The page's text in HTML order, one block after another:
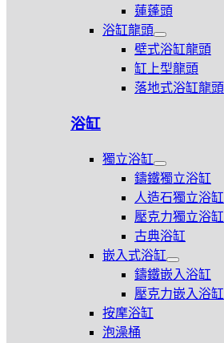
龍
蓮蓬頭
浴缸龍頭
展
開
浴
缸
壁式浴缸龍頭
缸上型龍頭
落地式浴缸龍頭
浴缸
獨立浴缸
展
開
獨
立
浴
缸
鑄鐵獨立浴缸
人造石獨立浴缸
壓克力獨立浴缸
古典浴缸
嵌入式浴缸
展
開
嵌
鑄鐵嵌入浴缸
壓克力嵌入浴缸
按摩浴缸
泡澡桶